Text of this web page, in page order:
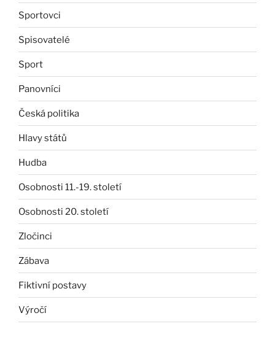
Sportovci
Spisovatelé
Sport
Panovníci
Česká politika
Hlavy států
Hudba
Osobnosti 11.-19. století
Osobnosti 20. století
Zločinci
Zábava
Fiktivní postavy
Výročí